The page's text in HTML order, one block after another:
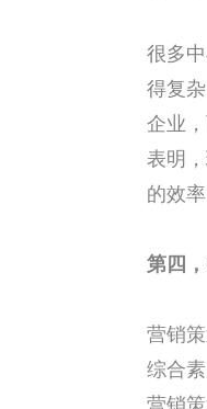
很多
得复
企业
表明
的效率
第四
营销
综合
营销